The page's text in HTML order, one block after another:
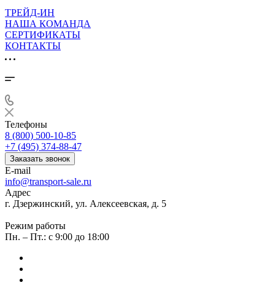
ТРЕЙД-ИН
НАША КОМАНДА
СЕРТИФИКАТЫ
КОНТАКТЫ
Телефоны
8 (800) 500-10-85
+7 (495) 374-88-47
Заказать звонок
E-mail
info@transport-sale.ru
Адрес
г. Дзержинский, ул. Алексеевская, д. 5
Режим работы
Пн. – Пт.: с 9:00 до 18:00